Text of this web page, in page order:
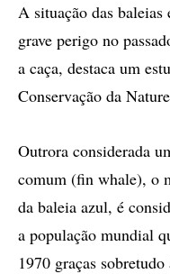
A situação das baleias
grave perigo no
a caça, destaca um
Conservação da
Outrora considerada
comum (fin whale), o
da baleia azul, é
a população mundial
1970 graças